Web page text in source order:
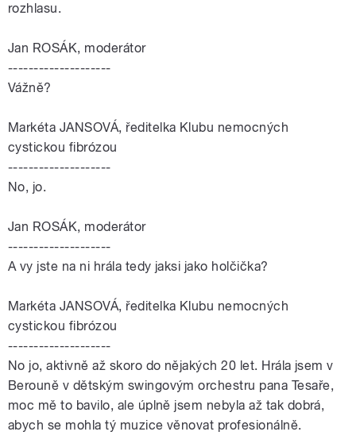
rozhlasu.
Jan ROSÁK, moderátor
--------------------
Vážně?
Markéta JANSOVÁ, ředitelka Klubu nemocných
cystickou fibrózou
--------------------
No, jo.
Jan ROSÁK, moderátor
--------------------
A vy jste na ni hrála tedy jaksi jako holčička?
Markéta JANSOVÁ, ředitelka Klubu nemocných
cystickou fibrózou
--------------------
No jo, aktivně až skoro do nějakých 20 let. Hrála jsem v
Berouně v dětským swingovým orchestru pana Tesaře,
moc mě to bavilo, ale úplně jsem nebyla až tak dobrá,
abych se mohla tý muzice věnovat profesionálně.